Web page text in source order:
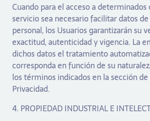
Cuando para el acceso a
servicio sea necesario facilitar datos
personal, los Usuarios garantizarán su
exactitud, autenticidad y vigencia. La
dichos datos el tratamiento
corresponda en función de su
los términos indicados en la sección
Privacidad.
4. PROPIEDAD INDUSTRIAL E